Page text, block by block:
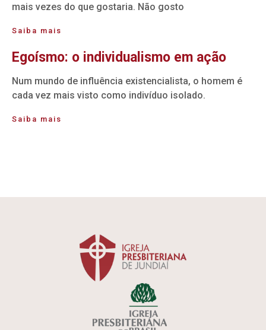
mais vezes do que gostaria. Não gosto
Saiba mais
Egoísmo: o individualismo em ação
Num mundo de influência existencialista, o homem é
cada vez mais visto como indivíduo isolado.
Saiba mais